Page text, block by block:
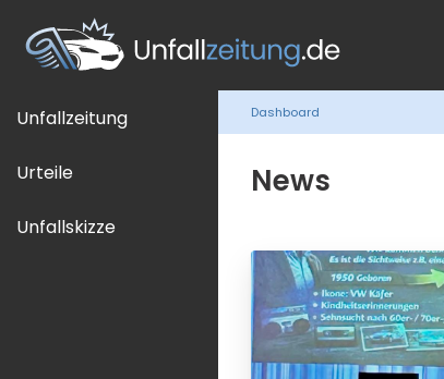
Unfallzeitung
Urteile
Unfallskizze
Dashboard
News